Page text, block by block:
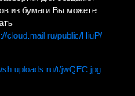
из бумаги Вы можете
cloud.mail.ru/public/HiuP/